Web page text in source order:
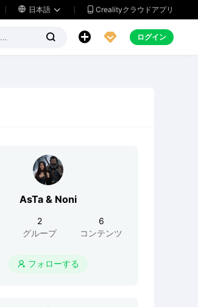
 日本語   Crealityクラウドアプリ
   ログイン
AsTa & Noni
2
グループ
6
コンテンツ
 フォローする